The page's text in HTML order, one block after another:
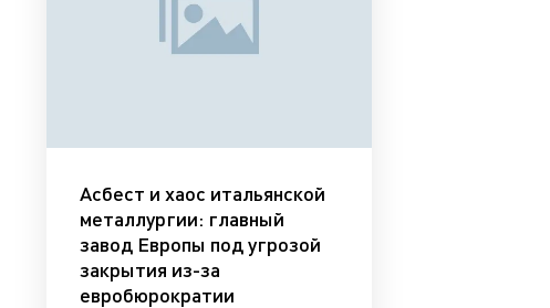
Асбест и хаос итальянской
металлургии: главный
завод Европы под угрозой
закрытия из-за
евробюрократии